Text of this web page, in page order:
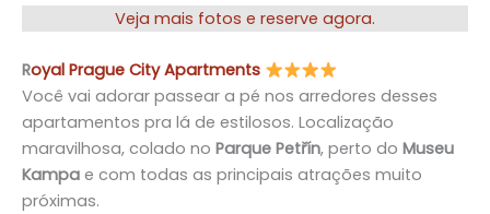
Veja mais fotos e reserve agora.
Royal Prague City Apartments
Você vai adorar passear a pé nos arredores desses
apartamentos pra lá de estilosos. Localização
maravilhosa, colado no Parque Petřín, perto do Museu
Kampa e com todas as principais atrações muito
próximas.